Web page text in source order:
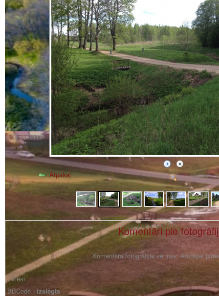
Atpakaļ
Komentāri pie
Komentāra fotogrāfijai vēl nav. Atstājiet
BBCode - izslēgts